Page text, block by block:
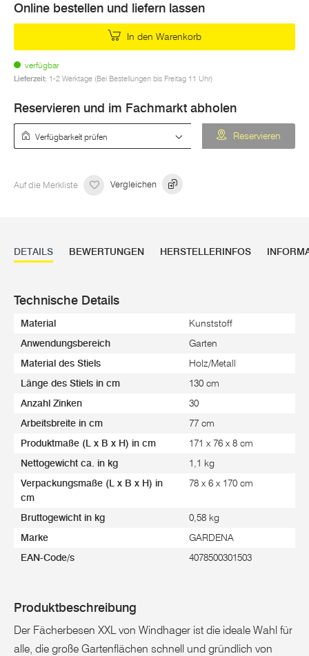
Online bestellen und liefern lassen
In den Warenkorb
verfügbar
Lieferzeit: 1-2 Werktage (Bei Bestellungen bis Freitag 11 Uhr)
Reservieren und im Fachmarkt abholen
Reservieren
Auf die Merkliste Vergleichen
DETAILS BEWERTUNGEN HERSTELLERINFOS
Technische Details
Material Kunststoff
Anwendungsbereich Garten
Material des Stiels Holz/Metall
Länge des Stiels in cm 130 cm
Anzahl Zinken 30
Arbeitsbreite in cm 77 cm
Produktmaße (L x B x H) in cm 171 x 76 x 8 cm
Nettogewicht ca. in kg 1,1 kg
Verpackungsmaße (L x B x H) in
cm
78 x 6 x 170 cm
Bruttogewicht in kg 0,58 kg
Marke GARDENA
EAN-Code/s 4078500301503
Produktbeschreibung
Der Fächerbesen XXL von Windhager ist die ideale Wahl für
alle, die große Gartenflächen schnell und gründlich von